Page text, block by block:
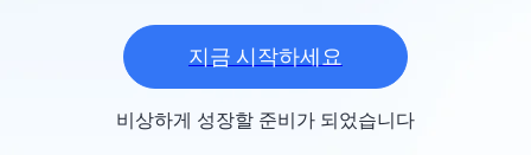
지금 시작하세요
비상하게 성장할 준비가 되었습니다